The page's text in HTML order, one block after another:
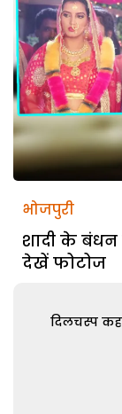
भोजपुरी
शादी के बंधन
देखें फोटोज
दिलचस्प